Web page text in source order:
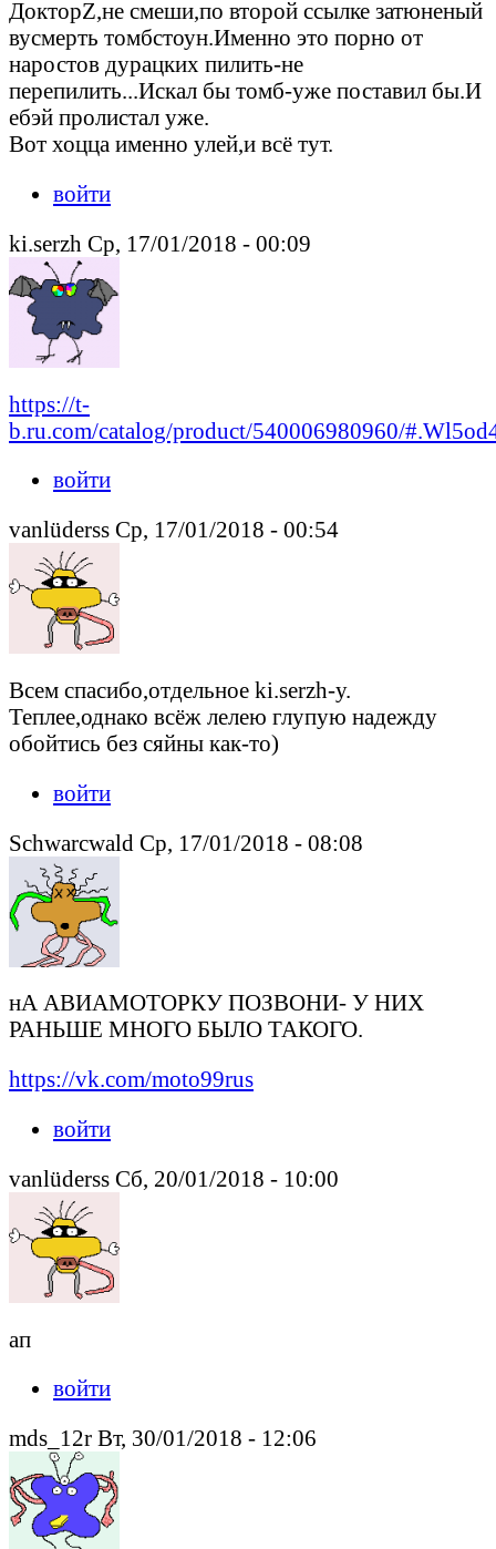
ДокторZ,не смеши,по второй ссылке затюненый
вусмерть томбстоун.Именно это порно от
наростов дурацких пилить-не
перепилить...Искал бы томб-уже поставил бы.И
ебэй пролистал уже.
Вот хоцца именно улей,и всё тут.
войти
ki.serzh Ср, 17/01/2018 - 00:09
https://t-
b.ru.com/catalog/product/540006980960/
войти
vanlüderss Ср, 17/01/2018 - 00:54
Всем спасибо,отдельное ki.serzh-у.
Теплее,однако всёж лелею глупую надежду
обойтись без сяйны как-то)
войти
Schwarcwald Ср, 17/01/2018 - 08:08
нА АВИАМОТОРКУ ПОЗВОНИ- У НИХ
РАНЬШЕ МНОГО БЫЛО ТАКОГО.
https://vk.com/moto99rus
войти
vanlüderss Сб, 20/01/2018 - 10:00
ап
войти
mds_12r Вт, 30/01/2018 - 12:06